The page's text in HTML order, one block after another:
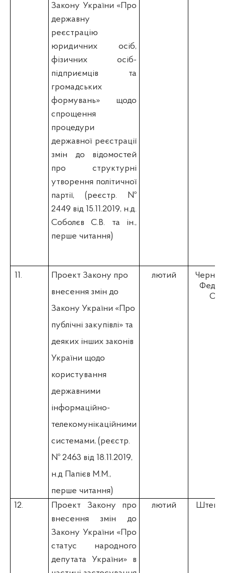
Закону України «Про
державну
реєстрацію
юридичних осіб,
фізичних осіб-
підприємців та
громадських
формувань» щодо
спрощення
процедури
державної реєстрації
змін до відомостей
про структурні
утворення політичної
партії, (реєстр. №
2449 від 15.11.2019, н.д.
Соболєв С.В. та ін.,
перше читання)
11.
Проект Закону про
внесення змін до
Закону України «Про
публічні закупівлі» та
деяких інших законів
України щодо
користування
державними
інформаційно-
телекомунікаційними
системами, (реєстр.
№ 2463 від 18.11.2019,
н.д Папієв М.М.,
перше читання)
лютий
О.П.
12.
Проект Закону про
внесення змін до
Закону України «Про
статус народного
депутата України» в
лютий Штепа